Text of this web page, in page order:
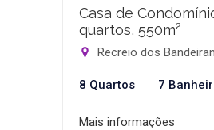
Casa de
quartos, 550m²
Recreio dos
8 Quartos 7
Mais informações